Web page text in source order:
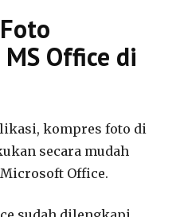
Office di
kompres foto di
secara mudah
Office.